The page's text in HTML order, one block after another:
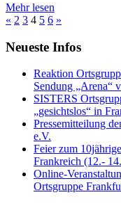
Mehr lesen
« 2 3 4 5 6 »
Neueste Infos
Reaktion
Sendung „Arena“
SISTERS
„gesichtslos“ in
Pressemitteilung
e.V.
Feier zum
Frankreich (12.-
Online-
Ortsgruppe